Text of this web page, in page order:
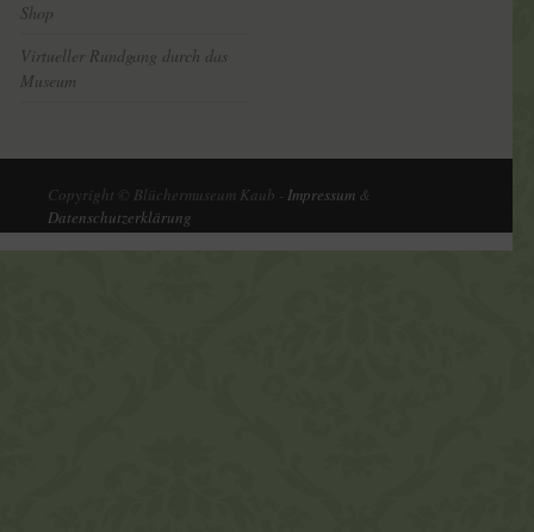
Shop
Virtueller Rundgang durch das
Museum
Copyright © Blüchermuseum Kaub - Impressum &
Datenschutzerklärung